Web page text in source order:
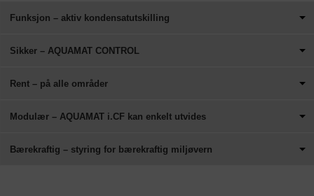
Funksjon – aktiv kondensatutskilling
Sikker – AQUAMAT CONTROL
Rent – på alle områder
Modulær – AQUAMAT i.CF kan enkelt utvides
Bærekraftig – styring for bærekraftig miljøvern